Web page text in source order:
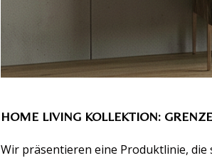
HOME LIVING KOLLEKTION:
Wir präsentieren eine Produktlinie, die